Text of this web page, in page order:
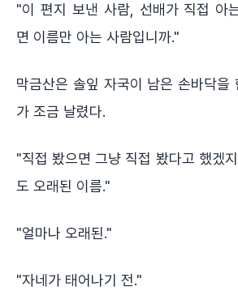
"이 편지 보낸 사람, 선배가 직접 아
면 이름만 아는 사람입니까."
막금산은 솔잎 자국이 남은 손바닥을
가 조금 날렸다.
"직접 봤으면 그냥 직접 봤다고 했겠
도 오래된 이름."
"얼마나 오래된."
"자네가 태어나기 전."